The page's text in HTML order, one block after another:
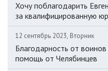
Хочу поблагодарить
за квалифицированную
12 сентябрь 2023, Вторник
Благодарность от
помощь от Челябинцев